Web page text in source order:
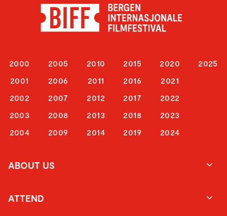
2000
2001
2002
2003
2004
2005
2006
2007
2008
2009
2010
2011
2012
2013
2014
2015
2016
2017
2018
2019
2020
2021
2022
2023
2024
2025
ABOUT US
ATTEND